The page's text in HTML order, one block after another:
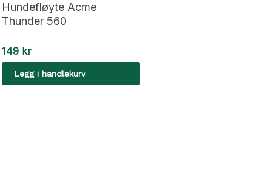
Hundefløyte Acme
Thunder 560
149 kr
Legg i handlekurv